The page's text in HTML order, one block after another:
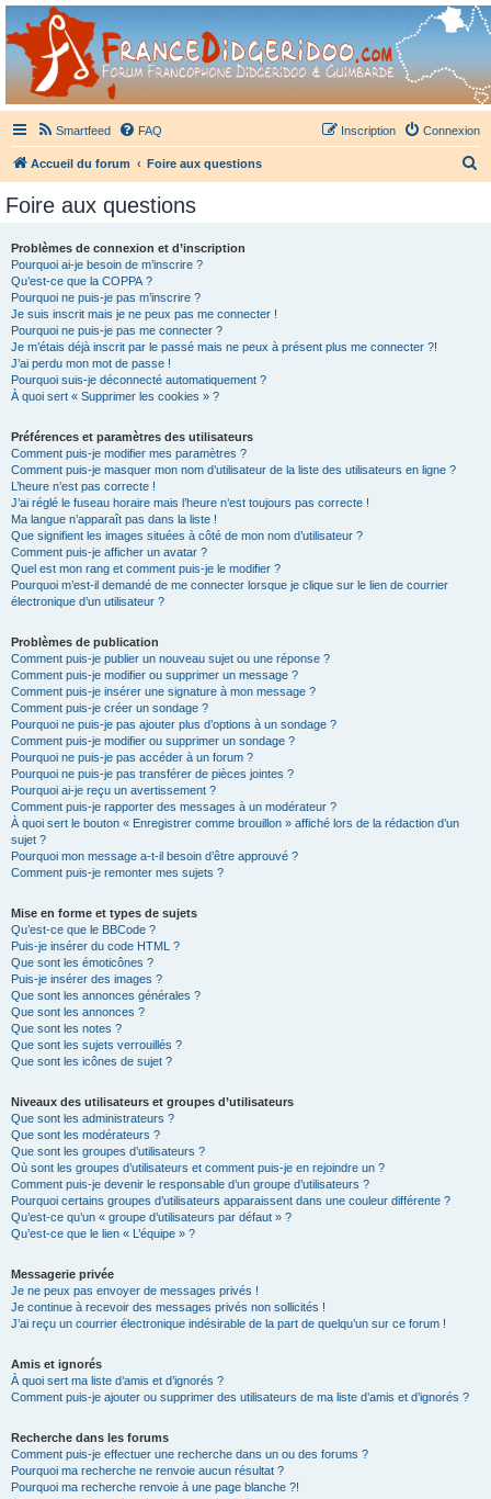
France Didgeridoo
Didgeridoo et Guimbarde sur France Didgeridoo - retrouvez la communauté.
Smartfeed FAQ Connexion
Inscription
Accueil du forum Foire aux questions
Foire aux questions
Problèmes de connexion et d’inscription
Pourquoi ai-je besoin de m’inscrire ?
Qu’est-ce que la COPPA ?
Pourquoi ne puis-je pas m’inscrire ?
Je suis inscrit mais je ne peux pas me connecter !
Pourquoi ne puis-je pas me connecter ?
Je m’étais déjà inscrit par le passé mais ne peux à présent plus me connecter ?!
J’ai perdu mon mot de passe !
Pourquoi suis-je déconnecté automatiquement ?
À quoi sert « Supprimer les cookies » ?
Préférences et paramètres des utilisateurs
Comment puis-je modifier mes paramètres ?
Comment puis-je masquer mon nom d’utilisateur de la liste des utilisateurs en ligne ?
L’heure n’est pas correcte !
J’ai réglé le fuseau horaire mais l’heure n’est toujours pas correcte !
Ma langue n’apparaît pas dans la liste !
Que signifient les images situées à côté de mon nom d’utilisateur ?
Comment puis-je afficher un avatar ?
Quel est mon rang et comment puis-je le modifier ?
Pourquoi m’est-il demandé de me connecter lorsque je clique sur le lien de courrier
électronique d’un utilisateur ?
Problèmes de publication
Comment puis-je publier un nouveau sujet ou une réponse ?
Comment puis-je modifier ou supprimer un message ?
Comment puis-je insérer une signature à mon message ?
Comment puis-je créer un sondage ?
Pourquoi ne puis-je pas ajouter plus d’options à un sondage ?
Comment puis-je modifier ou supprimer un sondage ?
Pourquoi ne puis-je pas accéder à un forum ?
Pourquoi ne puis-je pas transférer de pièces jointes ?
Pourquoi ai-je reçu un avertissement ?
Comment puis-je rapporter des messages à un modérateur ?
À quoi sert le bouton « Enregistrer comme brouillon » affiché lors de la rédaction d’un
sujet ?
Pourquoi mon message a-t-il besoin d’être approuvé ?
Comment puis-je remonter mes sujets ?
Mise en forme et types de sujets
Qu’est-ce que le BBCode ?
Puis-je insérer du code HTML ?
Que sont les émoticônes ?
Puis-je insérer des images ?
Que sont les annonces générales ?
Que sont les annonces ?
Que sont les notes ?
Que sont les sujets verrouillés ?
Que sont les icônes de sujet ?
Niveaux des utilisateurs et groupes d’utilisateurs
Que sont les administrateurs ?
Que sont les modérateurs ?
Que sont les groupes d’utilisateurs ?
Où sont les groupes d’utilisateurs et comment puis-je en rejoindre un ?
Comment puis-je devenir le responsable d’un groupe d’utilisateurs ?
Pourquoi certains groupes d’utilisateurs apparaissent dans une couleur différente ?
Qu’est-ce qu’un « groupe d’utilisateurs par défaut » ?
Qu’est-ce que le lien « L’équipe » ?
Messagerie privée
Je ne peux pas envoyer de messages privés !
Je continue à recevoir des messages privés non sollicités !
J’ai reçu un courrier électronique indésirable de la part de quelqu’un sur ce forum !
Amis et ignorés
À quoi sert ma liste d’amis et d’ignorés ?
Comment puis-je ajouter ou supprimer des utilisateurs de ma liste d’amis et d’ignorés ?
Recherche dans les forums
Comment puis-je effectuer une recherche dans un ou des forums ?
Pourquoi ma recherche ne renvoie aucun résultat ?
Pourquoi ma recherche renvoie à une page blanche ?!